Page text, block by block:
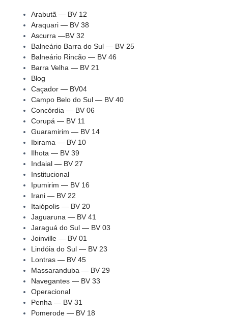
Arabutã — BV 12
Araquari — BV 38
Ascurra —BV 32
Balneário Barra do Sul — BV 25
Balneário Rincão — BV 46
Barra Velha — BV 21
Blog
Caçador — BV04
Campo Belo do Sul — BV 40
Concórdia — BV 06
Corupá — BV 11
Guaramirim — BV 14
Ibirama — BV 10
Ilhota — BV 39
Indaial — BV 27
Institucional
Ipumirim — BV 16
Irani — BV 22
Itaiópolis — BV 20
Jaguaruna — BV 41
Jaraguá do Sul — BV 03
Joinville — BV 01
Lindóia do Sul — BV 23
Lontras — BV 45
Massaranduba — BV 29
Navegantes — BV 33
Operacional
Penha — BV 31
Pomerode — BV 18